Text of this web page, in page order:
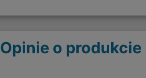
Opinie o produkcie